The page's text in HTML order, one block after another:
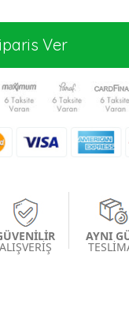
ALIŞVERİŞ
AYNI